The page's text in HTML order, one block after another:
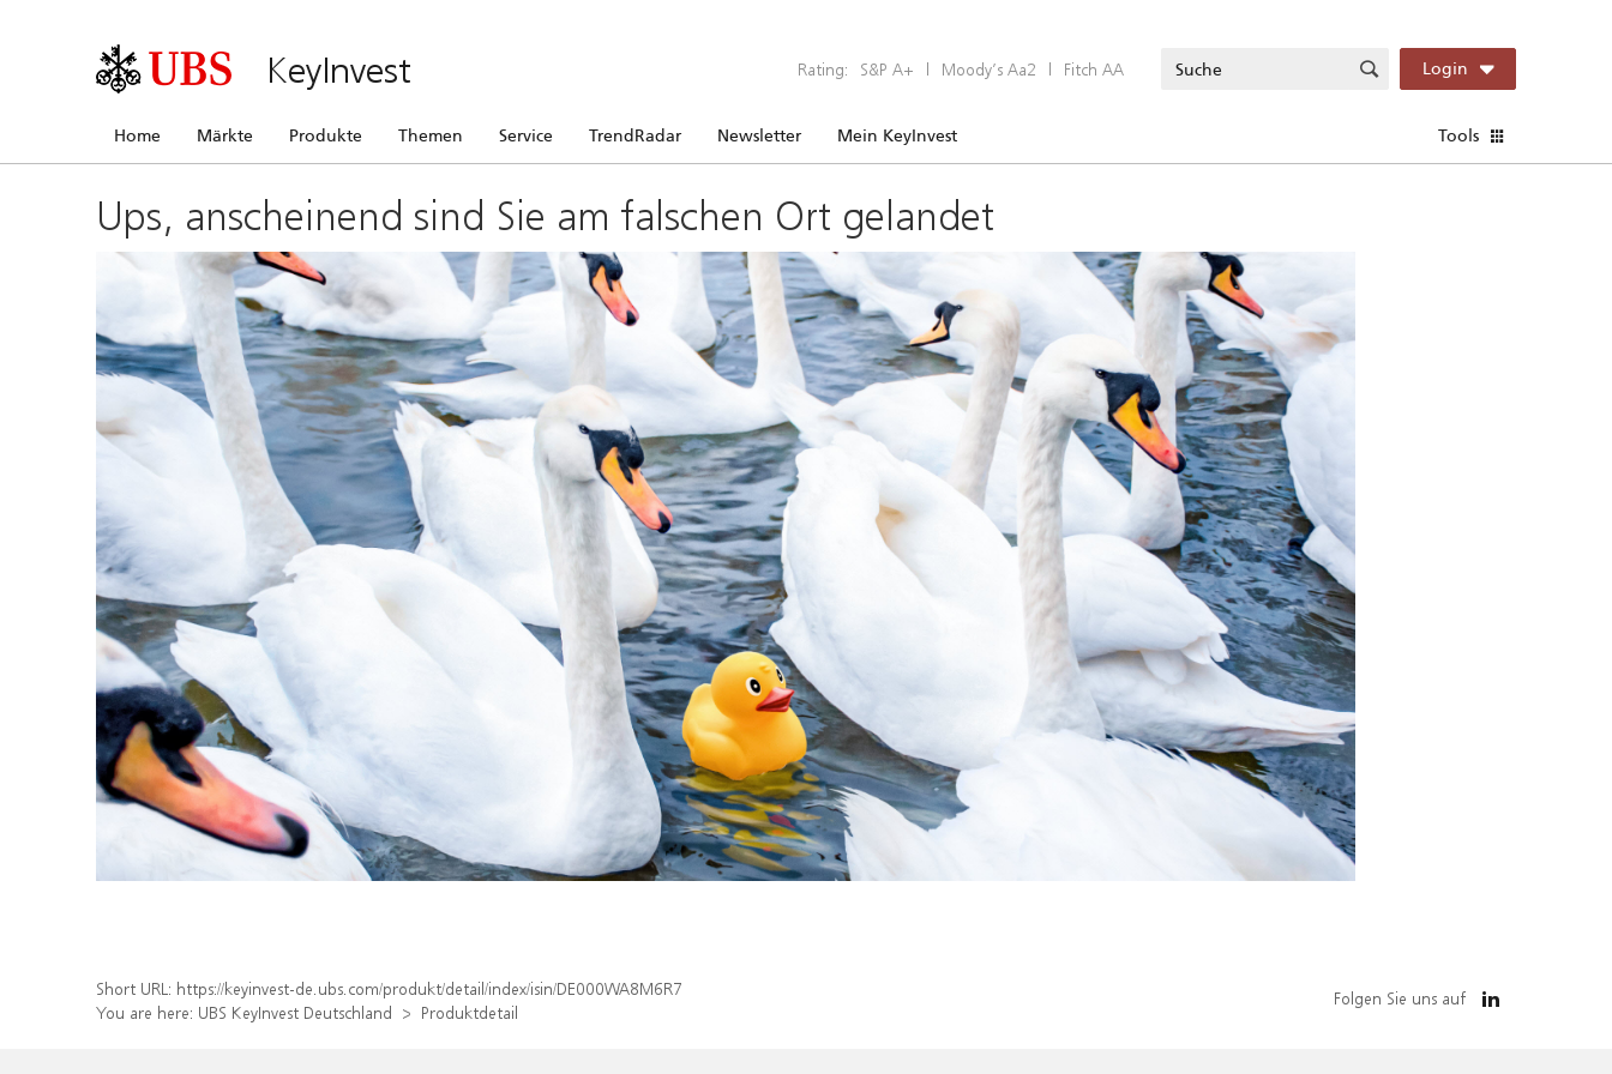
KeyInvest Rating: S&P A+ | Moody’s Aa2 | Fitch AA Login
Home Märkte Produkte Themen Service TrendRadar Newsletter Mein KeyInvest Tools
Ups, anscheinend sind Sie am falschen Ort gelandet
Short URL: https://keyinvest-de.ubs.com/produkt/detail/index/isin/DE000WA8M6R7
You are here: UBS KeyInvest Deutschland Produktdetail
Folgen Sie uns auf